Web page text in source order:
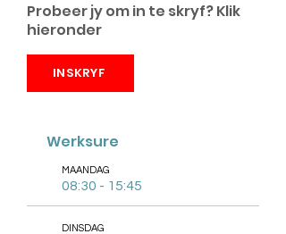
Probeer jy om in te skryf? Klik
hieronder
INSKRYF
Werksure
MAANDAG
08:30 - 15:45
DINSDAG